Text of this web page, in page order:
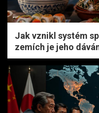
Jak vznikl systém
zemích je jeho